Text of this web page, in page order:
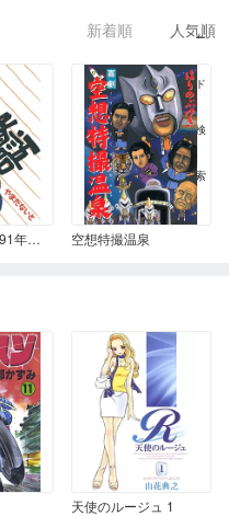
新着順 人気順
42℃物語（1991年版） 空想特撮温泉
天使のルージュ 1